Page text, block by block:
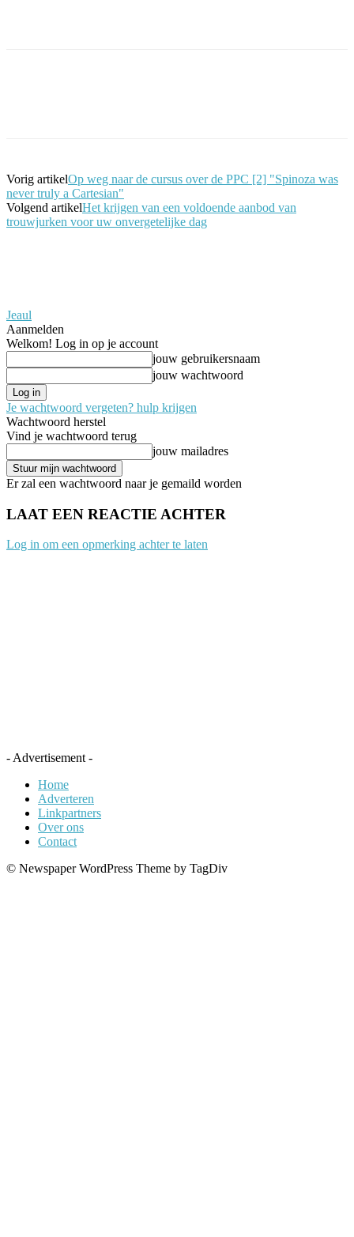
Vorig artikelOp weg naar de cursus over de PPC [2] "Spinoza was
never truly a Cartesian"
Volgend artikelHet krijgen van een voldoende aanbod van
trouwjurken voor uw onvergetelijke dag
Jeaul
Aanmelden
Welkom! Log in op je account
jouw gebruikersnaam
jouw wachtwoord
Je wachtwoord vergeten? hulp krijgen
Wachtwoord herstel
Vind je wachtwoord terug
jouw mailadres
Er zal een wachtwoord naar je gemaild worden
LAAT EEN REACTIE ACHTER
Log in om een opmerking achter te laten
- Advertisement -
Home
Adverteren
Linkpartners
Over ons
Contact
© Newspaper WordPress Theme by TagDiv